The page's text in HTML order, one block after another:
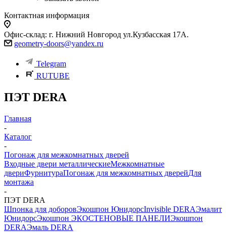
Контактная информация
Офис-склад: г. Нижний Новгород ул.Кузбасская 17А.
geometry-doors@yandex.ru
Telegram
RUTUBE
ПЭТ DERA
Главная
-
Каталог
-
Погонаж для межкомнатных дверей
Входные двери металлическиеМежкомнатные
двериФурнитураПогонаж для межкомнатных дверейДля
монтажа
-
ПЭТ DERA
Шпонка для доборовЭкошпон ЮнидорсInvisible DERAЭмалит
ЮнидорсЭкошпон ЭКОСТЕНОВЫЕ ПАНЕЛИЭкошпон
DERAЭмаль DERA